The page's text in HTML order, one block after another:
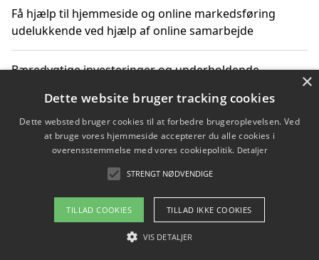
Få hjælp til hjemmeside og online markedsføring
udelukkende ved hjælp af online samarbejde
Bæredygtige investeringer og underholdende
Sådan kan online møder for virksomheder fremme
grønne investeringer
Copyright 2026 - Pilanto Aps
Om / kontakt
×
Dette website bruger tracking cookies
Dette websted bruger cookies til at forbedre brugeroplevelsen. Ved
at bruge vores hjemmeside accepterer du alle cookies i
overensstemmelse med vores cookiepolitik. Detaljer
STRENGT NØDVENDIGE
TILLAD COOKIES TILLAD IKKE COOKIES
VIS DETALJER